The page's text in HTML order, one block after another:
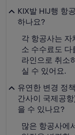
KIX발 HIJ행 항
하나요?
각 항공사는 자
소 수수료도 다
라인으로 취소
실 수 있어요.
유연한 변경 정
간사이 국제공
을 수 있나요?
많은 항공사에